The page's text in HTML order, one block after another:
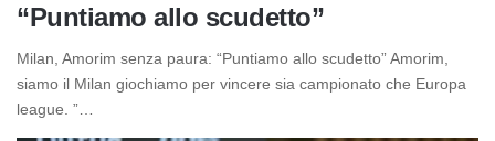
“Puntiamo allo scudetto”
Milan, Amorim senza paura: “Puntiamo allo scudetto” Amorim,
siamo il Milan giochiamo per vincere sia campionato che Europa
league. ”…